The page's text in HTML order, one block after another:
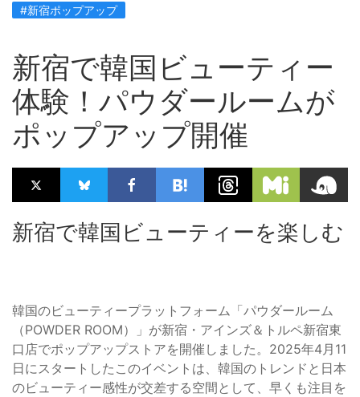
#新宿ポップアップ
新宿で韓国ビューティー
体験！パウダールームが
ポップアップ開催
新宿で韓国ビューティーを楽しむ
韓国のビューティープラットフォーム「パウダールーム
（POWDER ROOM）」が新宿・アインズ＆トルペ新宿東
口店でポップアップストアを開催しました。2025年4月11
日にスタートしたこのイベントは、韓国のトレンドと日本
のビューティー感性が交差する空間として、早くも注目を